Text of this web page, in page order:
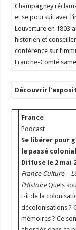
Champagney
et se poursuit avec
Louverture en 1803
historien et
conférence sur
Franche-Comté
Découvrir
France
Podcast
Se libérer pour
le passé colonial
Diffusé le 2 mai
France Culture –
l’HistoireQuels
t-il de la
décolonisations ?
mémoires ? Ce